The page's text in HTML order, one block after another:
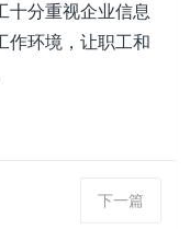
十分重视企业信息
作环境，让职工和
下一篇